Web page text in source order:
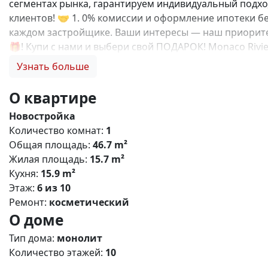
сегментах рынка, гарантируем индивидуальный
клиентов! 🤝 1. 0% комиссии и оформление ипотеки
каждом застройщике. Ваши интересы — наш
🎁! Купи с нами и выбери свой ПОДАРОК! Monaco
комплекс, расположенный в живописном районе
до набережной озера Мойнакское - 1 км до Черного
- Удобный выезд на трассу «Таврида» Основные
13 этажей - Общее количество квартир: 3600 -
предусмотрены: - Образовательный кластер: школа
Торгово-развлекательный центр - Спортивная
черноморской кухни - Конгресс-центр Особенности
Современные системы безопасности - Безбарьерную
Проект создан для тех, кто ценит комфорт,
ответим на все вопросы и подберем для Вас лучший
Узнать больше
О квартире
Новостройка
Количество комнат: 1
Общая площадь: 46.7 m²
Жилая площадь: 15.7 m²
Кухня: 15.9 m²
Этаж: 6 из 10
Ремонт: косметический
О доме
Тип дома: монолит
Количество этажей: 10